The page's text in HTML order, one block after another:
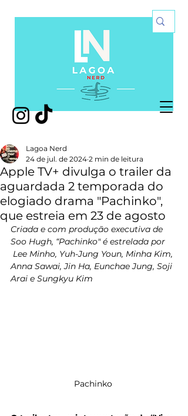
Apple TV+ divulga o trailer da
aguardada 2 temporada do
elogiado drama "Pachinko",
que estreia em 23 de agosto
Lagoa Nerd
24 de jul. de 2024 2 min de leitura
Criada e com produção executiva de
Soo Hugh, “Pachinko" é estrelada por
Lee Minho, Yuh-Jung Youn, Minha Kim,
Anna Sawai, Jin Ha, Eunchae Jung, Soji
Arai e Sungkyu Kim
Pachinko